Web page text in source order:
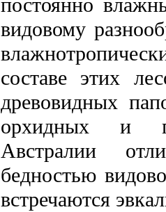
постоянно
видовому
составе этих
древовидных
орхидных и
Австралии
бедностью
встречаются